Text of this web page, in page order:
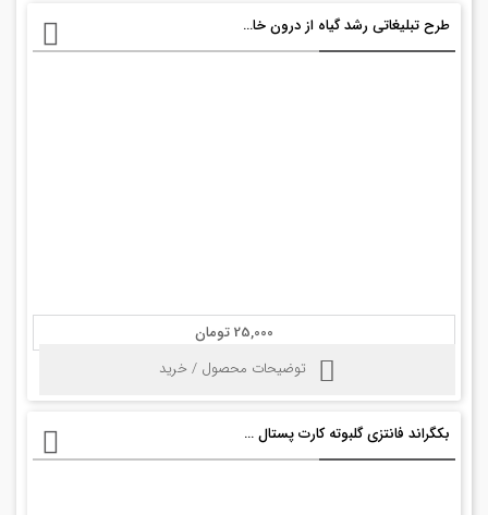
طرح تبلیغاتی رشد گیاه از درون خاک با فرمت PSD
25,000 تومان
توضیحات محصول / خرید
بکگراند فانتزی گلبوته کارت پستال psd